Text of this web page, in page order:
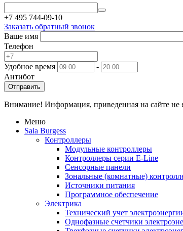
+7 495 744-09-10
Заказать обратный звонок
Ваше имя
Телефон
Удобное время
-
Антибот
Отправить
Внимание! Информация, приведенная на сайте
Меню
Saia Burgess
Контроллеры
Модульные контроллеры
Контроллеры серии E-Line
Сенсорные панели
Зональные (комнатные)
Источники питания
Программное обеспечение
Электрика
Технический учет
Однофазные счетчики